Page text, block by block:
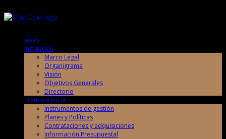
Inicio
Institución
Marco Legal
Organigrama
Visión
Objetivos Generales
Directorio
Transparencia
Instrumentos de gestión
Planes y Políticas
Contrataciones y adquisiciones
Información Presupuestal